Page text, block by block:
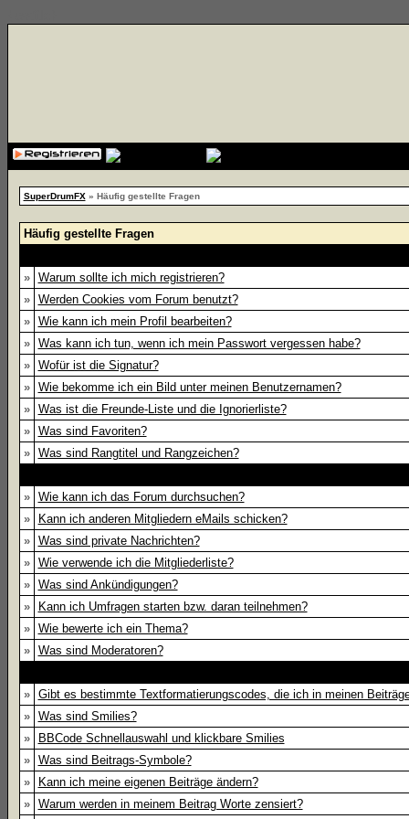
SuperDrumFX» Häufig gestellte Fragen
Häufig gestellte Fragen
»
Warum sollte ich mich registrieren?
»
Werden Cookies vom Forum benutzt?
»
Wie kann ich mein Profil bearbeiten?
»
Was kann ich tun, wenn ich mein Passwort vergessen habe?
»
Wofür ist die Signatur?
»
Wie bekomme ich ein Bild unter meinen Benutzernamen?
»
Was ist die Freunde-Liste und die Ignorierliste?
»
Was sind Favoriten?
»
Was sind Rangtitel und Rangzeichen?
»
Wie kann ich das Forum durchsuchen?
»
Kann ich anderen Mitgliedern eMails schicken?
»
Was sind private Nachrichten?
»
Wie verwende ich die Mitgliederliste?
»
Was sind Ankündigungen?
»
Kann ich Umfragen starten bzw. daran teilnehmen?
»
Wie bewerte ich ein Thema?
»
Was sind Moderatoren?
»
Gibt es bestimmte Textformatierungscodes, die ich in meinen
»
Was sind Smilies?
»
BBCode Schnellauswahl und klickbare Smilies
»
Was sind Beitrags-Symbole?
»
Kann ich meine eigenen Beiträge ändern?
»
Warum werden in meinem Beitrag Worte zensiert?